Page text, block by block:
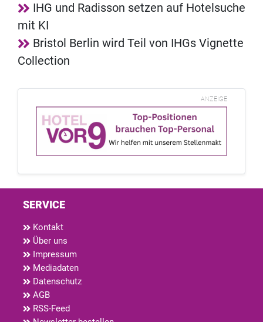
IHG und Radisson setzen auf Hotelsuche
mit KI
Bristol Berlin wird Teil von IHGs Vignette
Collection
ANZEIGE
SERVICE
Kontakt
Über uns
Impressum
Mediadaten
Datenschutz
AGB
RSS-Feed